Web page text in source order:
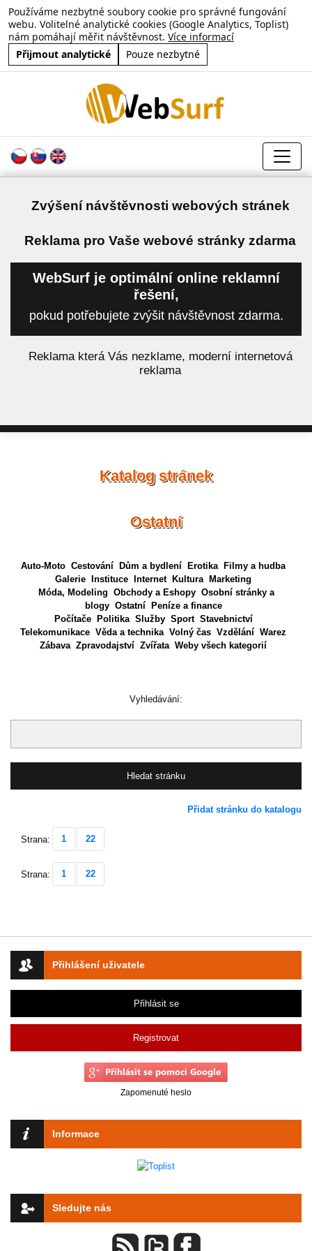
Používáme nezbytné soubory cookie pro správné fungování
webu. Volitelné analytické cookies (Google Analytics, Toplist)
nám pomáhají měřit návštěvnost. Více informací
Přijmout analytické
Pouze nezbytné
Zvýšení návštěvnosti webových stránek
Reklama pro Vaše webové stránky zdarma
WebSurf je optimální online reklamní
řešení,
pokud potřebujete zvýšit návštěvnost zdarma.
Reklama která Vás nezklame, moderní internetová
reklama
Přihlášení uživatele
Přihlásit se
Registrovat
Zapomenuté heslo
Informace
Sledujte nás
Katalog stránek
Ostatní
Auto-Moto Cestování Dům a bydlení Erotika
Filmy a hudba
Galerie
Instituce Internet Kultura
Marketing
Móda, Modeling Obchody a Eshopy Osobní stránky a
blogy Ostatní
Peníze a finance
Počítače
Politika Služby Sport Stavebnictví
Telekomunikace Věda a technika Volný čas Vzdělání Warez
Zábava Zpravodajství Zvířata Weby všech kategorií
Vyhledávání:
Přidat stránku do katalogu
Strana: 1 22
Strana: 1 22